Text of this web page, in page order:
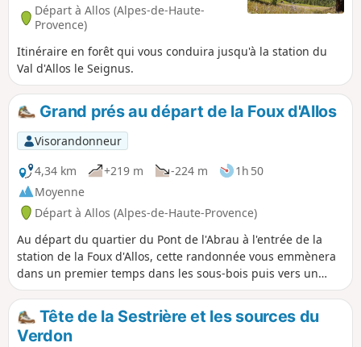
Départ à Allos (Alpes-de-Haute-
Provence)
Itinéraire en forêt qui vous conduira jusqu'à la station du
Val d'Allos le Seignus.
Grand prés au départ de la Foux d'Allos
Visorandonneur
4,34 km
+219 m -224 m
1h 50
Moyenne
Départ à Allos (Alpes-de-Haute-Provence)
Au départ du quartier du Pont de l'Abrau à l'entrée de la
station de la Foux d'Allos, cette randonnée vous emmènera
dans un premier temps dans les sous-bois puis vers un
paysage ouvert avec une vue imprenable.
Tête de la Sestrière et les sources du
Verdon